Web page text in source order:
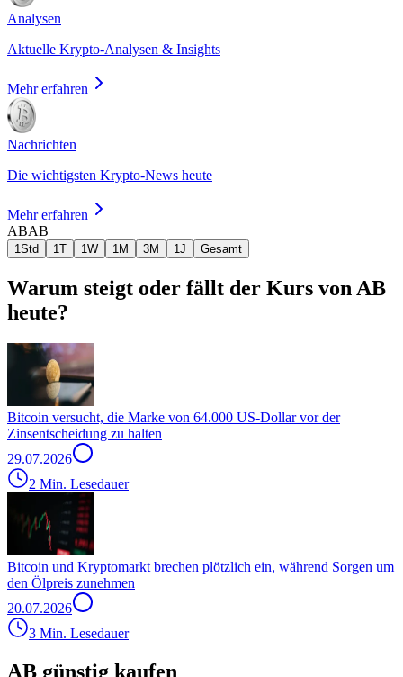
Analysen
Aktuelle Krypto-Analysen & Insights
Mehr erfahren
Nachrichten
Die wichtigsten Krypto-News heute
Mehr erfahren
ABAB
1Std 1T 1W 1M 3M 1J Gesamt
Warum steigt oder fällt der Kurs von AB
heute?
Bitcoin versucht, die Marke von 64.000 US-Dollar vor der
Zinsentscheidung zu halten
29.07.2026
2 Min. Lesedauer
Bitcoin und Kryptomarkt brechen plötzlich ein, während Sorgen um
den Ölpreis zunehmen
20.07.2026
3 Min. Lesedauer
AB günstig kaufen